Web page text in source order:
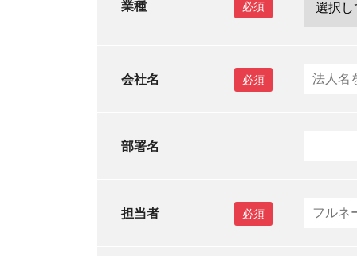
業種 必須
会社名 必須
部署名
担当者 必須